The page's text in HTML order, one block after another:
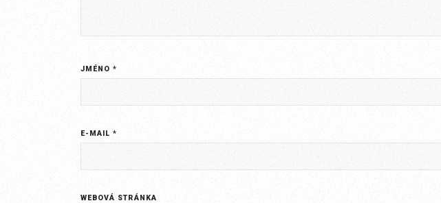
JMÉNO*
E-MAIL*
WEBOVÁ STRÁNKA